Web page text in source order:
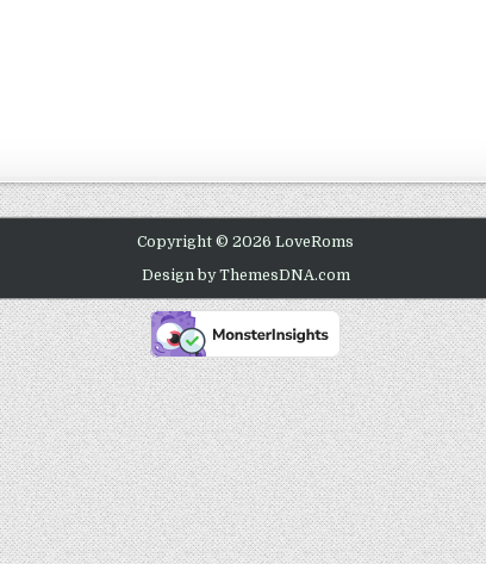
Copyright © 2026 LoveRoms
Design by ThemesDNA.com